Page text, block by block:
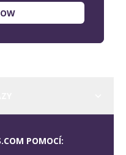
POMOCÍ: